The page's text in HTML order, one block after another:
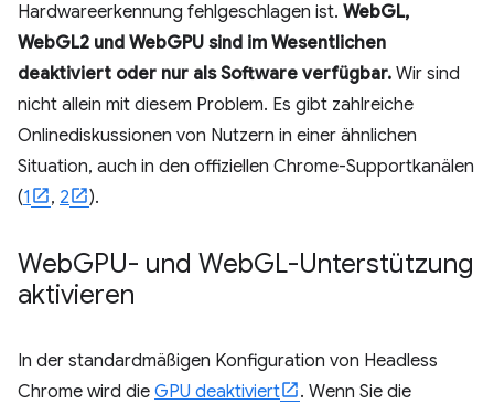
Hardwareerkennung fehlgeschlagen ist. WebGL,
WebGL2 und WebGPU sind im Wesentlichen
deaktiviert oder nur als Software verfügbar. Wir sind
nicht allein mit diesem Problem. Es gibt zahlreiche
Onlinediskussionen von Nutzern in einer ähnlichen
Situation, auch in den offiziellen Chrome-Supportkanälen
(1 , 2 ).
WebGPU- und WebGL-Unterstützung
aktivieren
In der standardmäßigen Konfiguration von Headless
Chrome wird die GPU deaktiviert
. Wenn Sie die